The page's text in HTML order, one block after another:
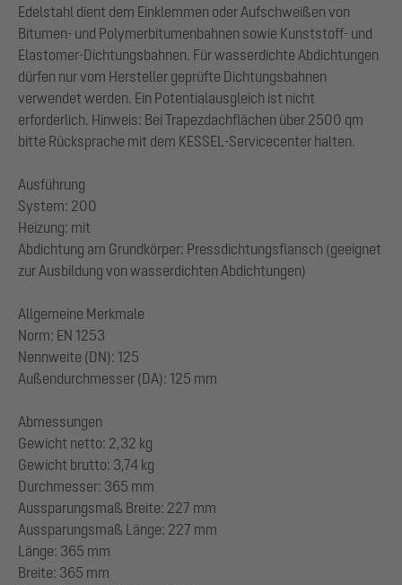
Edelstahl dient dem Einklemmen oder Aufschweißen von
Bitumen- und Polymerbitumenbahnen sowie Kunststoff- und
Elastomer-Dichtungsbahnen. Für wasserdichte Abdichtungen
dürfen nur vom Hersteller geprüfte Dichtungsbahnen
verwendet werden. Ein Potentialausgleich ist nicht
erforderlich. Hinweis: Bei Trapezdachflächen über 2500 qm
bitte Rücksprache mit dem KESSEL-Servicecenter halten.
Ausführung
System: 200
Heizung: mit
Abdichtung am Grundkörper: Pressdichtungsflansch (geeignet
zur Ausbildung von wasserdichten Abdichtungen)
Allgemeine Merkmale
Norm: EN 1253
Nennweite (DN): 125
Außendurchmesser (DA): 125 mm
Abmessungen
Gewicht netto: 2,32 kg
Gewicht brutto: 3,74 kg
Durchmesser: 365 mm
Aussparungsmaß Breite: 227 mm
Aussparungsmaß Länge: 227 mm
Länge: 365 mm
Breite: 365 mm